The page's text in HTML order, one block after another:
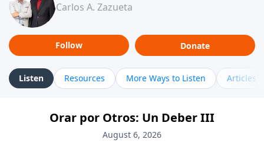
Carlos A. Zazueta
Follow Donate
Listen Resources More Ways to Listen Articles
Orar por Otros: Un Deber III
August 6, 2026